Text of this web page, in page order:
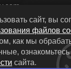
220116,Минск,
сайт, вы
файлов
как мы
ознакомьтесь
сайта.